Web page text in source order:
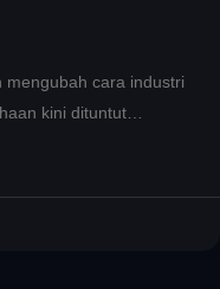
mengubah cara industri
kini dituntut